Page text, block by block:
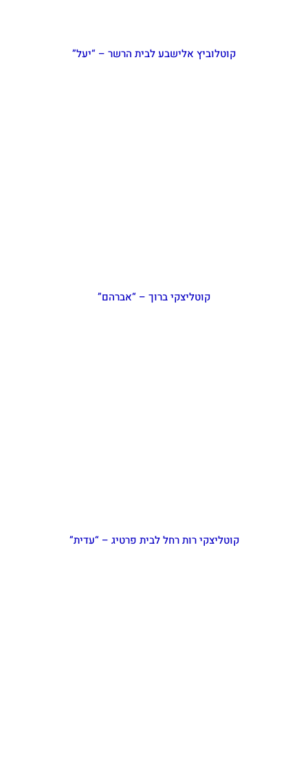
קוטלוביץ אלישבע לבית הרשר – “יעל”
קוטליצקי ברוך – “אברהם”
קוטליצקי רות רחל לבית פרטיג – “עדית”